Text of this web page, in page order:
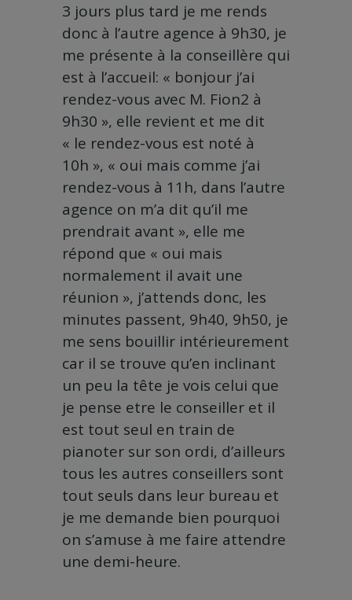
3 jours plus tard je me rends
donc à l’autre agence à 9h30, je
me présente à la conseillère qui
est à l’accueil: « bonjour j’ai
rendez-vous avec M. Fion2 à
9h30 », elle revient et me dit
« le rendez-vous est noté à
10h », « oui mais comme j’ai
rendez-vous à 11h, dans l’autre
agence on m’a dit qu’il me
prendrait avant », elle me
répond que « oui mais
normalement il avait une
réunion », j’attends donc, les
minutes passent, 9h40, 9h50, je
me sens bouillir intérieurement
car il se trouve qu’en inclinant
un peu la tête je vois celui que
je pense etre le conseiller et il
est tout seul en train de
pianoter sur son ordi, d’ailleurs
tous les autres conseillers sont
tout seuls dans leur bureau et
je me demande bien pourquoi
on s’amuse à me faire attendre
une demi-heure.